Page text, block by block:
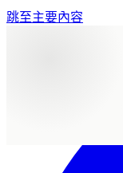
跳至主要內容